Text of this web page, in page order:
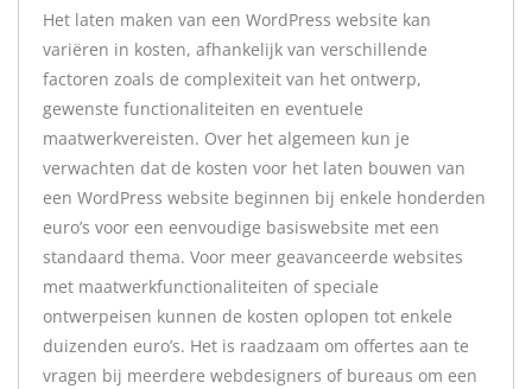
Het laten maken van een WordPress website kan
variëren in kosten, afhankelijk van verschillende
factoren zoals de complexiteit van het ontwerp,
gewenste functionaliteiten en eventuele
maatwerkvereisten. Over het algemeen kun je
verwachten dat de kosten voor het laten bouwen van
een WordPress website beginnen bij enkele honderden
euro’s voor een eenvoudige basiswebsite met een
standaard thema. Voor meer geavanceerde websites
met maatwerkfunctionaliteiten of speciale
ontwerpeisen kunnen de kosten oplopen tot enkele
duizenden euro’s. Het is raadzaam om offertes aan te
vragen bij meerdere webdesigners of bureaus om een